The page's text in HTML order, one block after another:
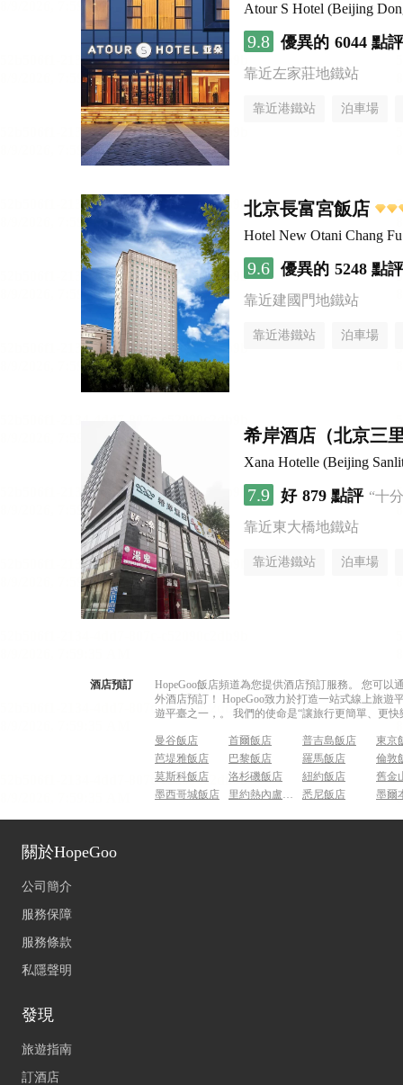
Atour S Hotel (Beijing
9.8 優異的 6044 點評
靠近左家莊地鐵站
靠近港鐵站 泊車場
北京長富宮飯店
Hotel New Otani Chang
9.6 優異的 5248 點評
靠近建國門地鐵站
靠近港鐵站 泊車場
希岸酒店（北京三
Xana Hotelle (Beijing
7.9 好 879 點評 “十
靠近東大橋地鐵站
靠近港鐵站 泊車場
酒店預訂
HopeGoo飯店頻道為您提供酒店預訂服務。 您可
外酒店預訂！ HopeGoo致力於打造一站式線上旅
遊平臺之一，。 我們的使命是“讓旅行更簡單、更
曼谷飯店 首爾飯店 普吉島飯店
東京
芭堤雅飯店
巴黎飯店 羅馬飯店
倫敦
莫斯科飯店
洛杉磯飯店 紐約飯店
舊金
墨西哥城飯店
里約熱內盧飯店 悉尼飯店 墨爾
關於HopeGoo
公司簡介
服務保障
服務條款
私隱聲明
發現
旅遊指南
訂酒店